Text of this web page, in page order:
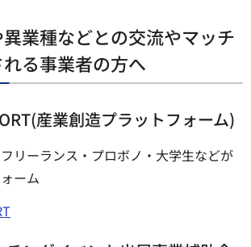
業種などとの交流やマッチ
る事業者の方へ
産業創造プラットフォーム)
リーランス・プロボノ・大学生などが
ーム